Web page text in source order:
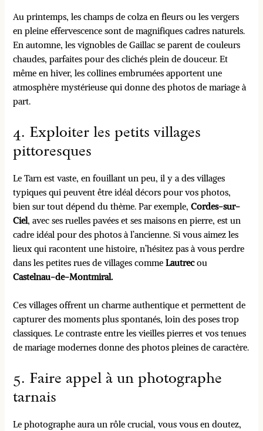
Au printemps, les champs de colza en fleurs ou les vergers
en pleine effervescence sont de magnifiques cadres naturels.
En automne, les vignobles de Gaillac se parent de couleurs
chaudes, parfaites pour des clichés plein de douceur. Et
même en hiver, les collines embrumées apportent une
atmosphère mystérieuse qui donne des photos de mariage à
part.
4. Exploiter les petits villages
pittoresques
Le Tarn est vaste, en fouillant un peu, il y a des villages
typiques qui peuvent être idéal décors pour vos photos,
bien sur tout dépend du thème. Par exemple,Cordes-sur-
Ciel, avec ses ruelles pavées et ses maisons en pierre, est un
cadre idéal pour des photos à l’ancienne. Si vous aimez les
lieux qui racontent une histoire, n’hésitez pas à vous perdre
dans les petites rues de villages commeLautrecou
Castelnau-de-Montmiral.
Ces villages offrent un charme authentique et permettent de
capturer des moments plus spontanés, loin des poses trop
classiques. Le contraste entre les vieilles pierres et vos tenues
de mariage modernes donne des photos pleines de caractère.
5. Faire appel à un photographe
tarnais
Le photographe aura un rôle crucial, vous vous en doutez,